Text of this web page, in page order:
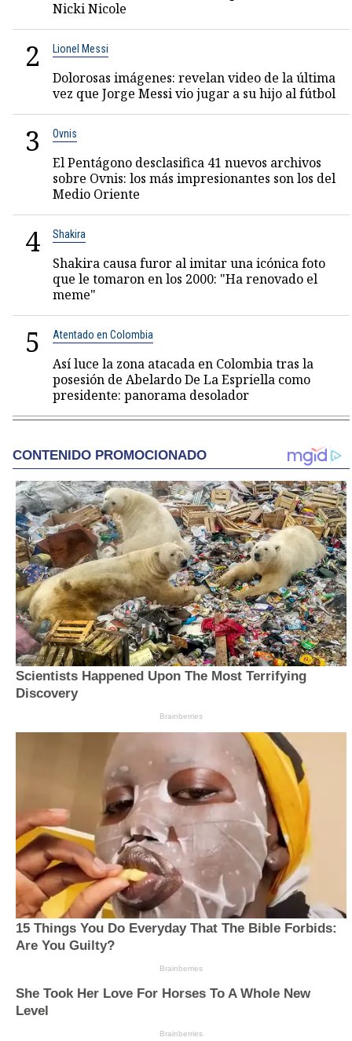
Nicki Nicole
2 Lionel Messi
Dolorosas imágenes: revelan video de la última
vez que Jorge Messi vio jugar a su hijo al fútbol
3 Ovnis
El Pentágono desclasifica 41 nuevos archivos
sobre Ovnis: los más impresionantes son los del
Medio Oriente
4 Shakira
Shakira causa furor al imitar una icónica foto
que le tomaron en los 2000: "Ha renovado el
meme"
5 Atentado en Colombia
Así luce la zona atacada en Colombia tras la
posesión de Abelardo De La Espriella como
presidente: panorama desolador